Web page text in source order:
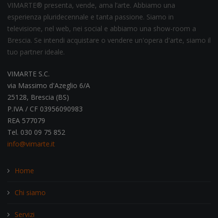
VIMARTE® presenta, vende, ama l’arte. Abbiamo una
esperienza pluridecennale e tanta passione. Siamo in
televisione, nel web, nei social e abbiamo una show-room a
Brescia. Se intendi acquistare o vendere un'opera d'arte, siamo il
tuo partner ideale.
VIMARTE S.C.
via Massimo d'Azeglio 6/A
25128, Brescia (BS)
P.IVA / CF 03956090983
REA 577079
Tel. 030 09 75 852
info@vimarte.it
Home
Chi siamo
Servizi